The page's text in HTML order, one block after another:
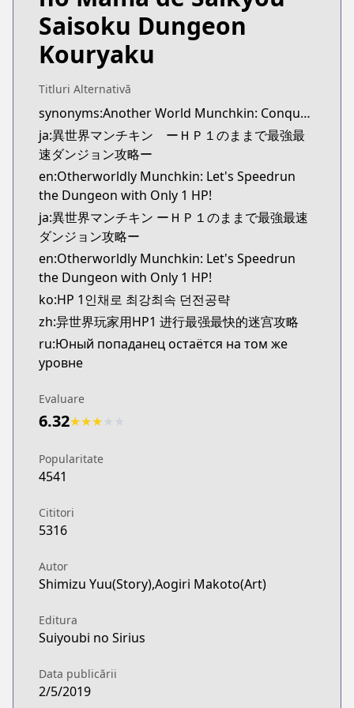
https://www.mangaupdates.com/
Saisoku Dungeon
Kouryaku
Titluri Alternativă
synonyms:Another World Munchkin: Conquering the Dungeon as the Strongest and the Fastest with Only 1 HP
ja:異世界マンチキン ーＨＰ１のままで最強最
速ダンジョン攻略ー
en:Otherworldly Munchkin: Let's Speedrun
the Dungeon with Only 1 HP!
ja:異世界マンチキン ーＨＰ１のままで最強最速
ダンジョン攻略ー
en:Otherworldly Munchkin: Let's Speedrun
the Dungeon with Only 1 HP!
ko:HP 1인채로 최강최속 던전공략
zh:异世界玩家用HP1 进行最强最快的迷宫攻略
ru:Юный попаданец остаётся на том же
уровне
Evaluare
6.32★★★
Popularitate
4541
Cititori
5316
Autor
Shimizu Yuu(Story),Aogiri Makoto(Art)
Editura
Suiyoubi no Sirius
Data publicării
2/5/2019